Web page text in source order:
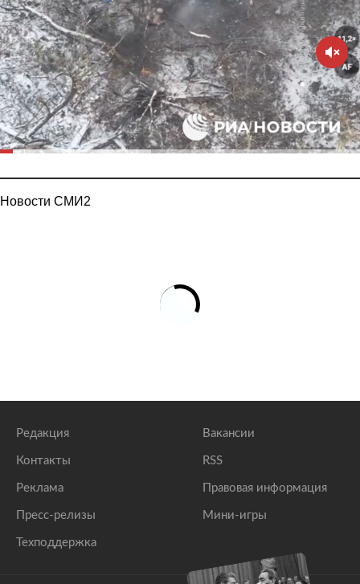
Новости СМИ2
Редакция
Контакты
Реклама
Пресс-релизы
Техподдержка
Вакансии
RSS
Правовая информация
Мини-игры